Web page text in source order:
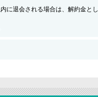
退会される場合は、解約金と